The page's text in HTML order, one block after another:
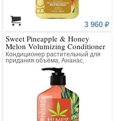
3 960 ₽
Sweet Pineapple & Honey
Melon Volumizing Conditioner
Кондиционер растительный для
придания объёма, Ананас,
Медовая Дыня